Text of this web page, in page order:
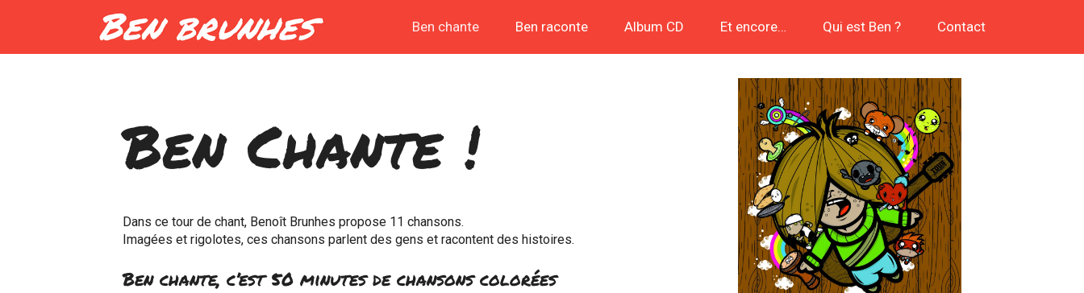
Ben chante Ben raconte Album CD Et encore… Qui est Ben ? Contact
Ben Chante !
Dans ce tour de chant, Benoît Brunhes propose 11 chansons.
Imagées et rigolotes, ces chansons parlent des gens et racontent des histoires.
Ben chante, c’est 50 minutes de chansons colorées